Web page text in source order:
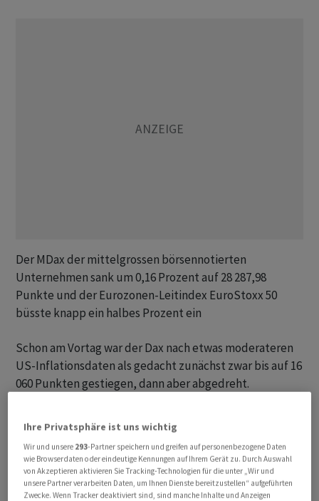
Der MDax der mittelgrossen börsennotierten
Unternehmen sank um 0,16 Prozent auf 28 287,98
Punkte und der Eurozonen-Leitindex EuroStoxx 50
büsste knapp ein halbes Prozent ein
Schon am Vortag war der Dax nach etwas moderateren
US-Inflationsdaten als gedacht zunächst zwar bis auf 16
060 Punkten gestiegen, dann aber abgedreht.
genommen, hiess es von der Commerzbank. Die
psychologisch wichtige Marke von 16 000 Punkten bleibt
damit erst einmal eine zu hohe Hürde für den Dax, der
Anfang vergangener Woche noch einen Rekord von 16
528 Punkten erreicht hatte.
Ihre Privatsphäre ist uns wichtig
Wir und unsere 293-Partner speichern und greifen auf personenbezogene Daten
wie Browserdaten oder eindeutige Kennungen auf Ihrem Gerät zu. Durch Auswahl
von Akzeptieren aktivieren Sie Tracking-Technologien für die unter „Wir und
unsere Partner verarbeiten Daten, um Ihnen Dienste bereitzustellen“ aufgeführten
Zwecke. Wenn Tracker deaktiviert sind, sind manche Inhalte und Anzeigen